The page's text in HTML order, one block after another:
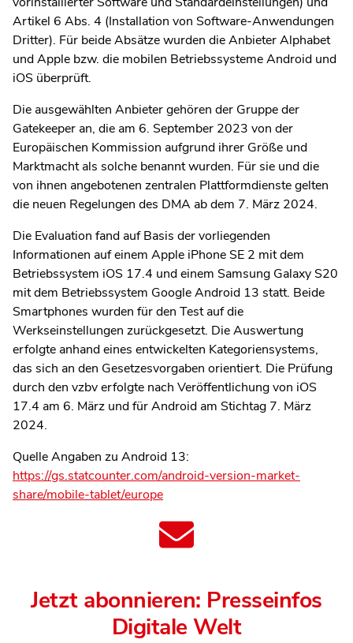
Artikel 6 Abs. 4 (Installation von Software-Anwendungen
Dritter). Für beide Absätze wurden die Anbieter Alphabet
und Apple bzw. die mobilen Betriebssysteme Android und
iOS überprüft.
Die ausgewählten Anbieter gehören der Gruppe der
Gatekeeper an, die am 6. September 2023 von der
Europäischen Kommission aufgrund ihrer Größe und
Marktmacht als solche benannt wurden. Für sie und die
von ihnen angebotenen zentralen Plattformdienste gelten
die neuen Regelungen des DMA ab dem 7. März 2024.
Die Evaluation fand auf Basis der vorliegenden
Informationen auf einem Apple iPhone SE 2 mit dem
Betriebssystem iOS 17.4 und einem Samsung Galaxy S20
mit dem Betriebssystem Google Android 13 statt. Beide
Smartphones wurden für den Test auf die
Werkseinstellungen zurückgesetzt. Die Auswertung
erfolgte anhand eines entwickelten Kategoriensystems,
das sich an den Gesetzesvorgaben orientiert. Die Prüfung
durch den vzbv erfolgte nach Veröffentlichung von iOS
17.4 am 6. März und für Android am Stichtag 7. März
2024.
Quelle Angaben zu Android 13:
https://gs.statcounter.com/android-version-market-
share/mobile-tablet/europe
Jetzt abonnieren: Presseinfos
Digitale Welt